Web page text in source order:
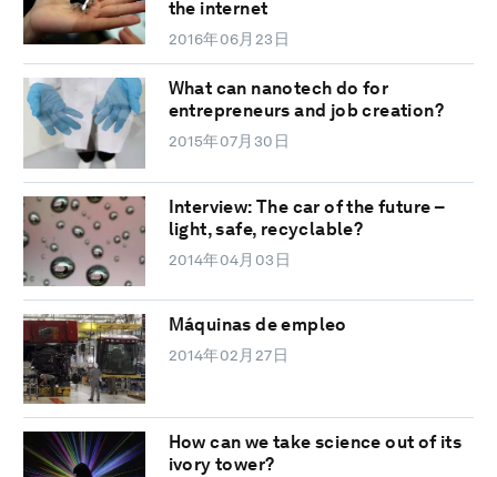
the internet
2016年06月23日
What can nanotech do for
entrepreneurs and job creation?
2015年07月30日
Interview: The car of the future –
light, safe, recyclable?
2014年04月03日
Máquinas de empleo
2014年02月27日
How can we take science out of its
ivory tower?